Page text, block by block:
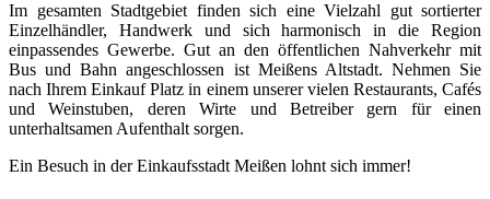
Im gesamten Stadtgebiet finden sich eine Vielzahl gut sortierter
Einzelhändler, Handwerk und sich harmonisch in die Region
einpassendes Gewerbe. Gut an den öffentlichen Nahverkehr mit
Bus und Bahn angeschlossen ist Meißens Altstadt. Nehmen Sie
nach Ihrem Einkauf Platz in einem unserer vielen Restaurants, Cafés
und Weinstuben, deren Wirte und Betreiber gern für einen
unterhaltsamen Aufenthalt sorgen.
Ein Besuch in der Einkaufsstadt Meißen lohnt sich immer!